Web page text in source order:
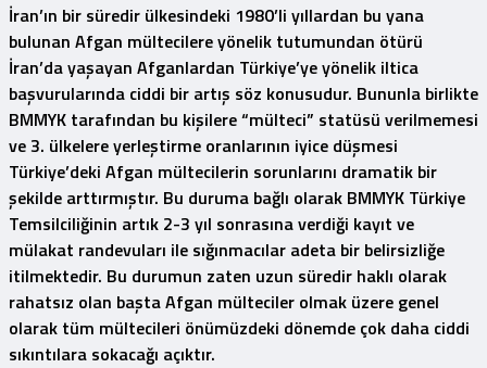
İran’ın bir süredir ülkesindeki 1980’li yıllardan bu yana
bulunan Afgan mültecilere yönelik tutumundan ötürü
İran’da yaşayan Afganlardan Türkiye’ye yönelik iltica
başvurularında ciddi bir artış söz konusudur. Bununla birlikte
BMMYK tarafından bu kişilere “mülteci” statüsü verilmemesi
ve 3. ülkelere yerleştirme oranlarının iyice düşmesi
Türkiye’deki Afgan mültecilerin sorunlarını dramatik bir
şekilde arttırmıştır. Bu duruma bağlı olarak BMMYK Türkiye
Temsilciliğinin artık 2-3 yıl sonrasına verdiği kayıt ve
mülakat randevuları ile sığınmacılar adeta bir belirsizliğe
itilmektedir. Bu durumun zaten uzun süredir haklı olarak
rahatsız olan başta Afgan mülteciler olmak üzere genel
olarak tüm mültecileri önümüzdeki dönemde çok daha ciddi
sıkıntılara sokacağı açıktır.